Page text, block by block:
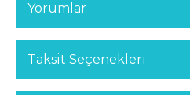
Yorumlar
Taksit Seçenekleri